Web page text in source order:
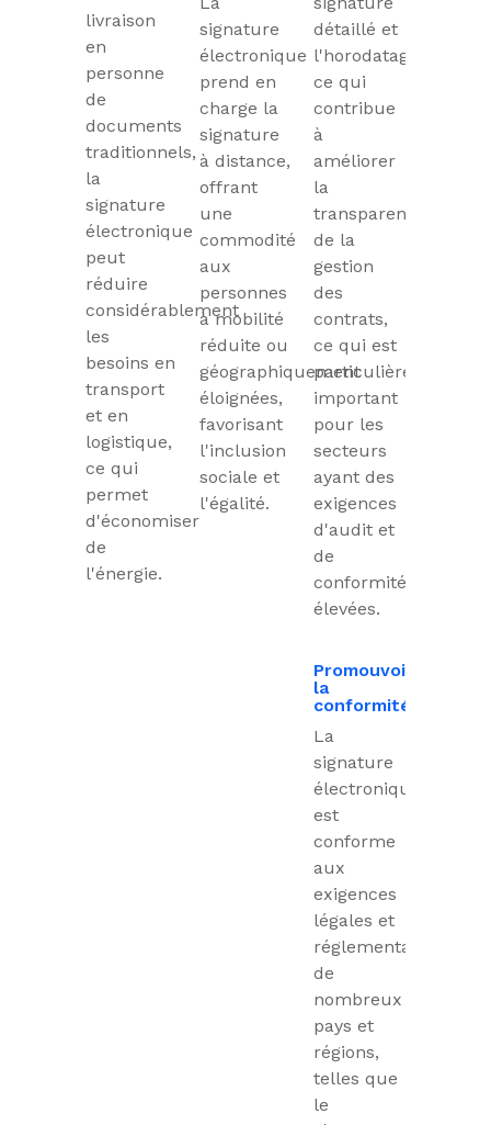
livraison
en
personne
de
documents
traditionnels,
la
signature
électronique
peut
réduire
considérablement
les
besoins en
transport
et en
logistique,
ce qui
permet
d'économiser
de
l'énergie.
signature
électronique
prend en
charge la
signature
à distance,
offrant
une
commodité
aux
personnes
à mobilité
réduite ou
géographiquement
éloignées,
favorisant
l'inclusion
sociale et
l'égalité.
détaillé et
l'horodatage,
ce qui
contribue
à
améliorer
la
transparence
de la
gestion
des
contrats,
ce qui est
particulièrement
important
pour les
secteurs
ayant des
exigences
d'audit et
de
conformité
élevées.
Promouvoir
la
conformité
La
signature
électronique
est
conforme
aux
exigences
légales et
réglementaires
de
nombreux
pays et
régions,
telles que
le